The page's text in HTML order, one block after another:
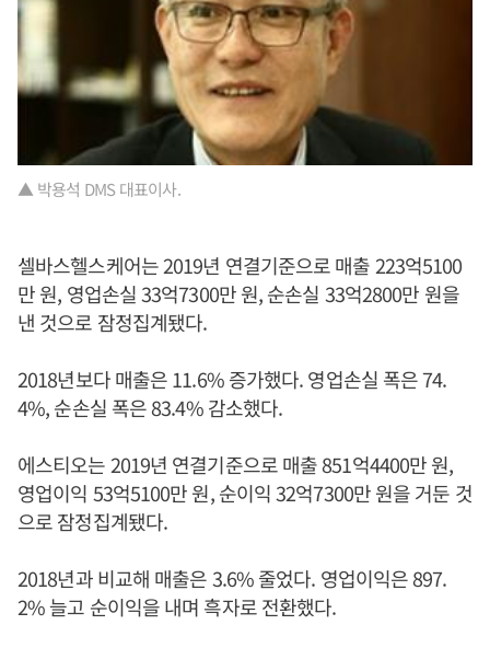
▲ 박용석 DMS 대표이사.
셀바스헬스케어는 2019년 연결기준으로 매출 223억5100
만 원, 영업손실 33억7300만 원, 순손실 33억2800만 원을
낸 것으로 잠정집계됐다.
2018년보다 매출은 11.6% 증가했다. 영업손실 폭은 74.
4%, 순손실 폭은 83.4% 감소했다.
에스티오는 2019년 연결기준으로 매출 851억4400만 원,
영업이익 53억5100만 원, 순이익 32억7300만 원을 거둔 것
으로 잠정집계됐다.
2018년과 비교해 매출은 3.6% 줄었다. 영업이익은 897.
2% 늘고 순이익을 내며 흑자로 전환했다.